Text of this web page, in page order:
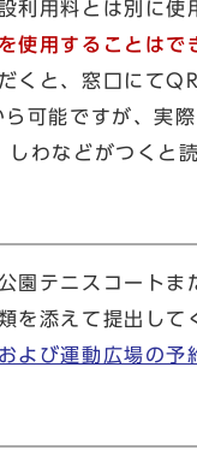
利用料とは別に使
用することはで
くと、窓口にて
可能ですが、実
わなどがつくと
園テニスコート
を添えて提出し
よび運動広場の予